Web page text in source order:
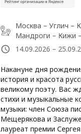
Москва – Углич –
Мандроги – Кижи
14.09.2026 –
Накануне дня
история и красота
великому поэту. Вас
стихи и музыкальные
музыки: член Союза
Мещерякова и
лауреат премии